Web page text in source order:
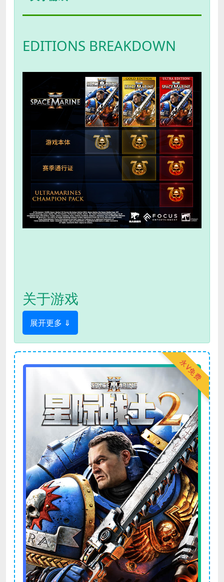
EDITIONS BREAKDOWN
关于游戏
展开更多 ⇓
永V免费